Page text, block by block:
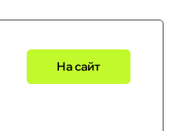
На сайт